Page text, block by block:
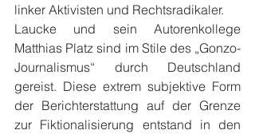
linker Aktivisten und Rechtsradikaler.
Laucke und sein Autorenkollege
Matthias Platz sind im Stile des „Gonzo-
Journalismus“ durch Deutschland
gereist. Diese extrem subjektive Form
der Berichterstattung auf der Grenze
zur Fiktionalisierung entstand in den